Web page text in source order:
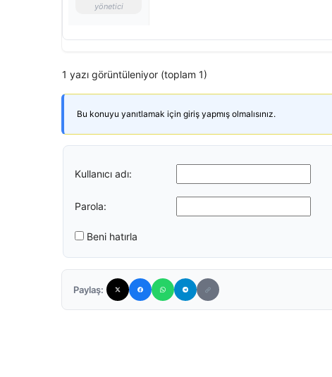
yönetici
1 yazı görüntüleniyor (toplam 1)
Bu konuyu yanıtlamak için giriş yapmış olmalısınız.
Kullanıcı adı:
Parola:
Beni hatırla
Paylaş: